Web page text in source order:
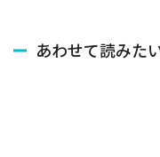
あわせて読みた